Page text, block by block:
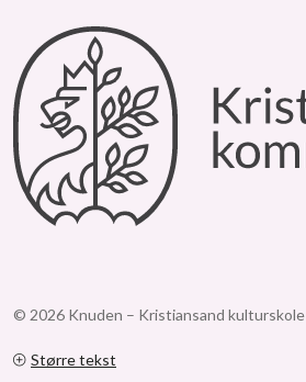
© 2026 Knuden – Kristiansand kulturskole
Større tekst